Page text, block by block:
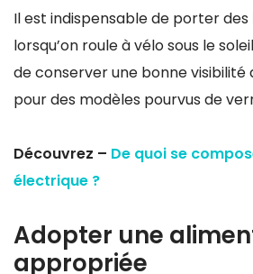
Il est indispensable de porter des
lorsqu’on roule à vélo sous le
de conserver une bonne visibilité
pour des modèles pourvus de
Découvrez – De quoi se
électrique ?
Adopter une
appropriée